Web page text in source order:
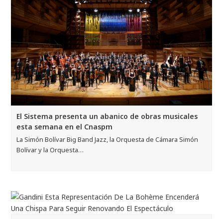
El Sistema presenta un abanico de obras musicales
esta semana en el Cnaspm
La Simón Bolívar Big Band Jazz, la Orquesta de Cámara Simón
Bolívar y la Orquesta…